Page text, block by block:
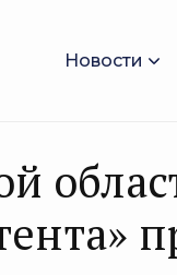
Новости